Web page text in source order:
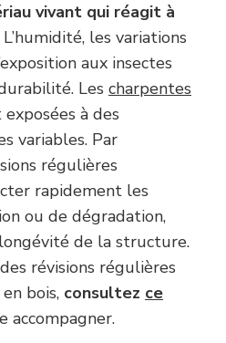
vivant qui réagit à
L’humidité, les variations
aux insectes
Les charpentes
à des
variables. Par
régulières
rapidement les
ou de dégradation,
de la structure.
révisions régulières
bois, consultez ce
accompagner.